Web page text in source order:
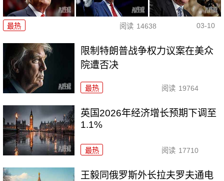
最热 阅读 14638 03-10
限制特朗普战争权力议案在美众
院遭否决
最热 阅读 19764
英国2026年经济增长预期下调至
1.1%
最热 阅读 17710
王毅同俄罗斯外长拉夫罗夫通电